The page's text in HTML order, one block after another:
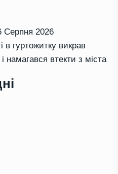
Серпня 2026
в гуртожитку викрав
намагався втекти з міста